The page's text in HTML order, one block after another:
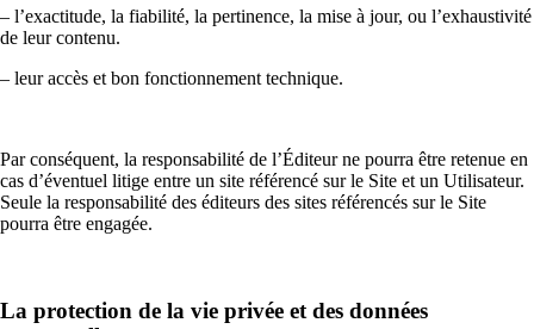
– l’exactitude, la fiabilité, la pertinence, la mise à jour, ou l’exhaustivité
de leur contenu.
– leur accès et bon fonctionnement technique.
Par conséquent, la responsabilité de l’Éditeur ne pourra être retenue en
cas d’éventuel litige entre un site référencé sur le Site et un Utilisateur.
Seule la responsabilité des éditeurs des sites référencés sur le Site
pourra être engagée.
La protection de la vie privée et des données